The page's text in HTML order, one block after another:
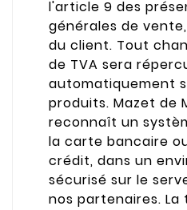
l'article 9 des
générales de
du client. Tout
de TVA sera
automatiquement
produits. Mazet de
reconnaît un
la carte bancaire
crédit, dans un
sécurisé sur le
nos partenaires.